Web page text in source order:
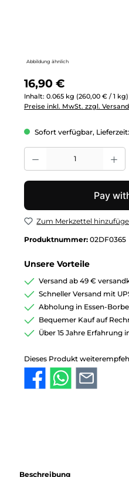
Abbildung ähnlich
Regulärer Preis:
16,90 €
Inhalt: 0.065 kg (260,00 € / 1 kg)
Preise inkl. MwSt. zzgl.
Sofort verfügbar, Lieferzeit:
Produkt Anzahl: Gib den
Zum Merkzettel
Produktnummer: 02DF0365
Unsere Vorteile
Versand ab 49 €
Schneller Versand mit
Abholung in Essen-
Bequemer Kauf auf
Über 15 Jahre Erfahrung
Dieses Produkt
Beschreibung